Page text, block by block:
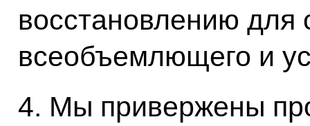
восстановлению для
всеобъемлющего и
4. Мы привержены